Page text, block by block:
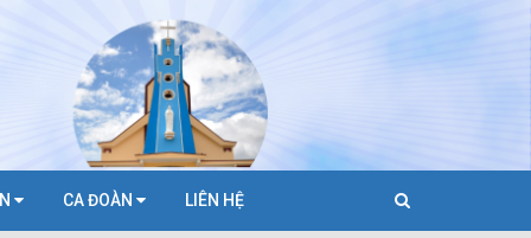
CA ĐOÀN LIÊN HỆ